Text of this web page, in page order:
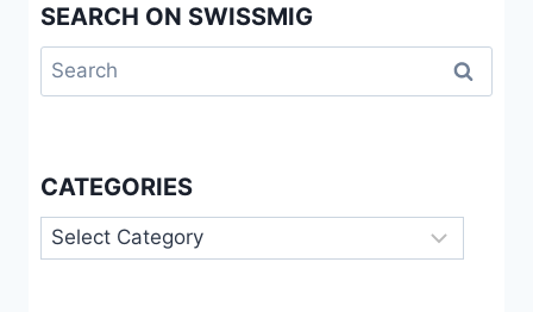
SEARCH ON SWISSMIG
Search
for:
CATEGORIES
Categories